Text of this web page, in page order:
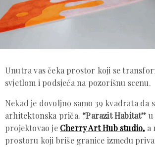
Unutra vas čeka prostor koji se
svjetlom i podsjeća na pozorišnu scenu.
Nekad je dovoljno samo 39 kvadrata da
arhitektonska priča. “Parazit Habitat” u
projektovao je Cherry Art Hub studio, a
prostoru koji briše granice između